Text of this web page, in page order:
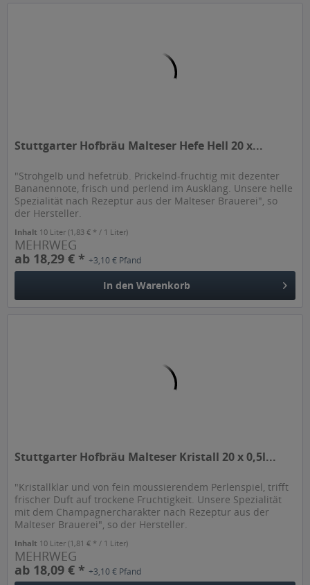
Stuttgarter Hofbräu Malteser Hefe Hell 20 x...
"Strohgelb und hefetrüb. Prickelnd-fruchtig mit dezenter
Bananennote, frisch und perlend im Ausklang. Unsere helle
Spezialität nach Rezeptur aus der Malteser Brauerei", so
der Hersteller.
Inhalt 10 Liter(1,83 € * / 1 Liter)
MEHRWEG
ab 18,29 € *+3,10 € Pfand
In den Warenkorb
Stuttgarter Hofbräu Malteser Kristall 20 x 0,5l...
"Kristallklar und von fein moussierendem Perlenspiel, trifft
frischer Duft auf trockene Fruchtigkeit. Unsere Spezialität
mit dem Champagnercharakter nach Rezeptur aus der
Malteser Brauerei", so der Hersteller.
Inhalt 10 Liter(1,81 € * / 1 Liter)
MEHRWEG
ab 18,09 € *+3,10 € Pfand